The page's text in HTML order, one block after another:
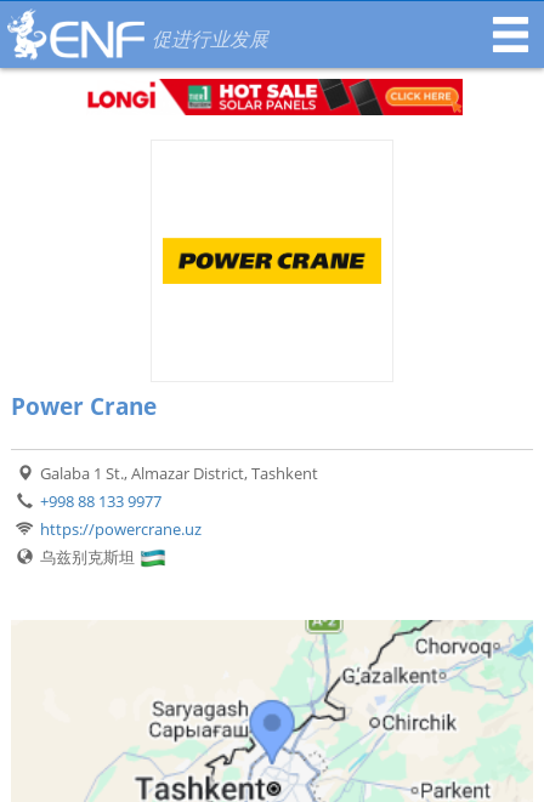
促进行业发展
Power Crane
Galaba 1 St., Almazar District, Tashkent
+998 88 133 9977
https://powercrane.uz
乌兹别克斯坦